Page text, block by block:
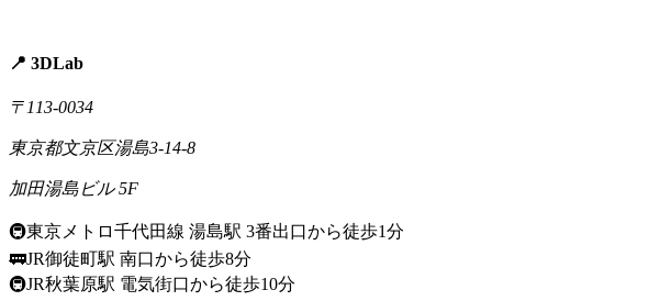
📍 3DLab
〒113-0034
東京都文京区湯島3-14-8
加田湯島ビル 5F
🚇東京メトロ千代田線 湯島駅 3番出口から徒歩1分
🚃JR御徒町駅 南口から徒歩8分
🚇JR秋葉原駅 電気街口から徒歩10分